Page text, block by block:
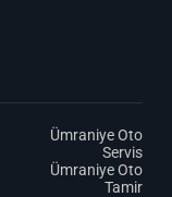
Ümraniye Oto
Servis
Ümraniye Oto
Tamir